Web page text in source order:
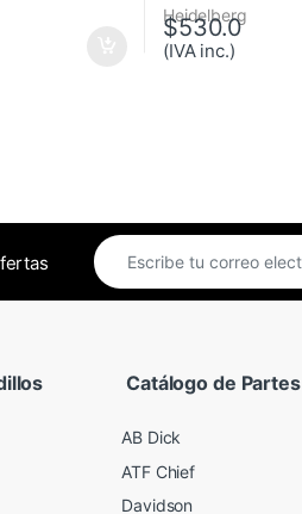
Heidelberg
$530.0
(IVA inc.)
Catálogo de Partes
AB Dick
ATF Chief
Davidson